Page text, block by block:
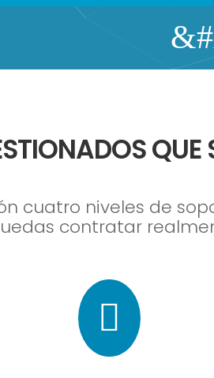
cuatro niveles de
contratar
